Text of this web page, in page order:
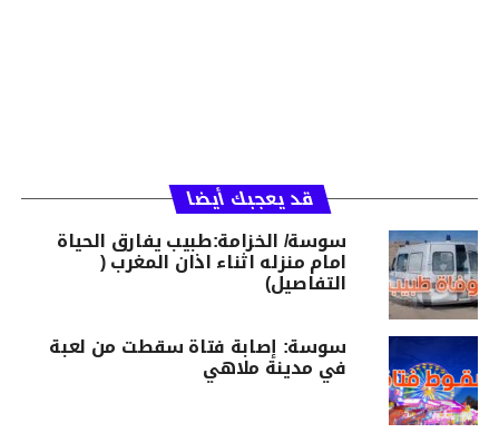
قد يعجبك أيضا
سوسة/ الخزامة:طبيب يفارق الحياة
امام منزله اثناء اذان المغرب (
التفاصيل)
سوسة: إصابة فتاة سقطت من لعبة
في مدينة ملاهي